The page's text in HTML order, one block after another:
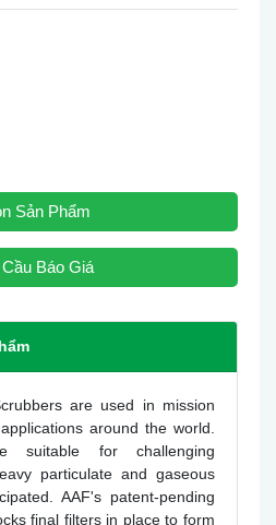
Sản Phẩm
Báo Giá
are used in mission
around the world.
suitable for challenging
particulate and gaseous
AAF's patent-pending
final filters in place to form